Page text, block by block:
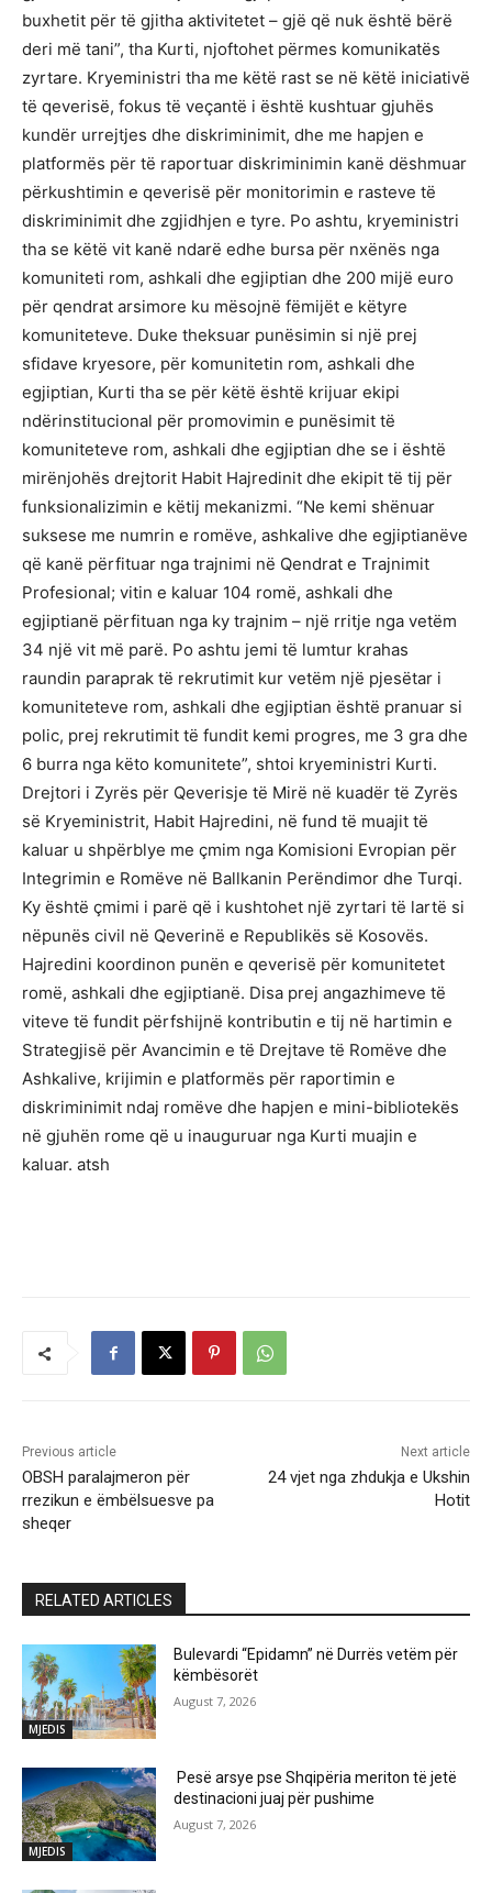
buxhetit për të gjitha aktivitetet – gjë që nuk është bërë
deri më tani”, tha Kurti, njoftohet përmes komunikatës
zyrtare. Kryeministri tha me këtë rast se në këtë iniciativë
të qeverisë, fokus të veçantë i është kushtuar gjuhës
kundër urrejtjes dhe diskriminimit, dhe me hapjen e
platformës për të raportuar diskriminimin kanë dëshmuar
përkushtimin e qeverisë për monitorimin e rasteve të
diskriminimit dhe zgjidhjen e tyre. Po ashtu, kryeministri
tha se këtë vit kanë ndarë edhe bursa për nxënës nga
komuniteti rom, ashkali dhe egjiptian dhe 200 mijë euro
për qendrat arsimore ku mësojnë fëmijët e këtyre
komuniteteve. Duke theksuar punësimin si një prej
sfidave kryesore, për komunitetin rom, ashkali dhe
egjiptian, Kurti tha se për këtë është krijuar ekipi
ndërinstitucional për promovimin e punësimit të
komuniteteve rom, ashkali dhe egjiptian dhe se i është
mirënjohës drejtorit Habit Hajredinit dhe ekipit të tij për
funksionalizimin e këtij mekanizmi. “Ne kemi shënuar
suksese me numrin e romëve, ashkalive dhe egjiptianëve
që kanë përfituar nga trajnimi në Qendrat e Trajnimit
Profesional; vitin e kaluar 104 romë, ashkali dhe
egjiptianë përfituan nga ky trajnim – një rritje nga vetëm
34 një vit më parë. Po ashtu jemi të lumtur krahas
raundin paraprak të rekrutimit kur vetëm një pjesëtar i
komuniteteve rom, ashkali dhe egjiptian është pranuar si
polic, prej rekrutimit të fundit kemi progres, me 3 gra dhe
6 burra nga këto komunitete”, shtoi kryeministri Kurti.
Drejtori i Zyrës për Qeverisje të Mirë në kuadër të Zyrës
së Kryeministrit, Habit Hajredini, në fund të muajit të
kaluar u shpërblye me çmim nga Komisioni Evropian për
Integrimin e Romëve në Ballkanin Perëndimor dhe Turqi.
Ky është çmimi i parë që i kushtohet një zyrtari të lartë si
nëpunës civil në Qeverinë e Republikës së Kosovës.
Hajredini koordinon punën e qeverisë për komunitetet
romë, ashkali dhe egjiptianë. Disa prej angazhimeve të
viteve të fundit përfshijnë kontributin e tij në hartimin e
Strategjisë për Avancimin e të Drejtave të Romëve dhe
Ashkalive, krijimin e platformës për raportimin e
diskriminimit ndaj romëve dhe hapjen e mini-bibliotekës
në gjuhën rome që u inauguruar nga Kurti muajin e
kaluar. atsh
Previous article
OBSH paralajmeron për
rrezikun e ëmbëlsuesve pa
sheqer
Next article
24 vjet nga zhdukja e Ukshin
Hotit
RELATED ARTICLES
MJEDIS
Bulevardi “Epidamn” në Durrës vetëm për
këmbësorët
August 7, 2026
MJEDIS
Pesë arsye pse Shqipëria meriton të jetë
destinacioni juaj për pushime
August 7, 2026